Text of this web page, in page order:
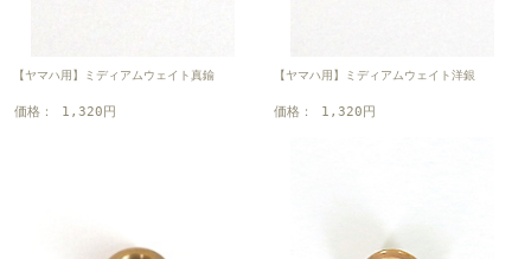
【ヤマハ用】ミディアムウェイト真鍮
価格： 1,320円
【ヤマハ用】ミディアムウェイト洋銀
価格： 1,320円